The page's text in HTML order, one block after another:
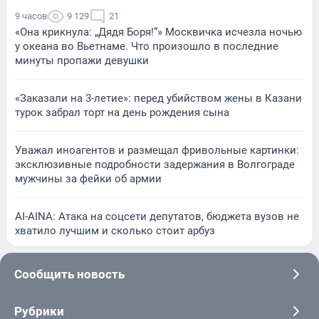
9 часов 9 129 21
«Она крикнула: „Дядя Боря!“» Москвичка исчезла ночью
у океана во Вьетнаме. Что произошло в последние
минуты пропажи девушки
«Заказали на 3-летие»: перед убийством жены в Казани
турок забрал торт на день рождения сына
Уважал иноагентов и размещал фривольные картинки:
эксклюзивные подробности задержания в Волгограде
мужчины за фейки об армии
AI-AINA: Атака на соцсети депутатов, бюджета вузов не
хватило лучшим и сколько стоит арбуз
Сообщить новость
Рубрики